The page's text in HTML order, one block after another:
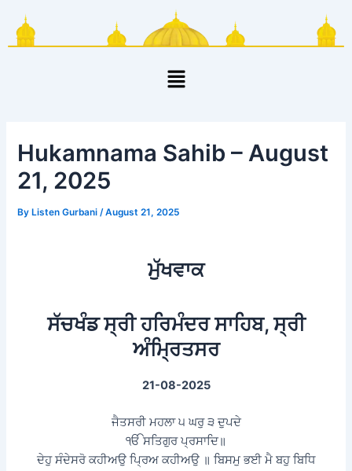
content
Menu
Hukamnama Sahib – August
21, 2025
By Listen Gurbani/August 21, 2025
ਮੁੱਖਵਾਕ
ਸੱਚਖੰਡ ਸ੍ਰੀ ਹਰਿਮੰਦਰ ਸਾਹਿਬ, ਸ੍ਰੀ
ਅੰਮ੍ਰਿਤਸਰ
21-08-2025
ਜੈਤਸਰੀ ਮਹਲਾ ੫ ਘਰੁ ੩ ਦੁਪਦੇ
ੴ ਸਤਿਗੁਰ ਪ੍ਰਸਾਦਿ॥
ਦੇਹੁ ਸੰਦੇਸਰੋ ਕਹੀਅਉ ਪ੍ਰਿਅ ਕਹੀਅਉ ॥ ਬਿਸਮੁ ਭਈ ਮੈ ਬਹੁ ਬਿਧਿ
navigation